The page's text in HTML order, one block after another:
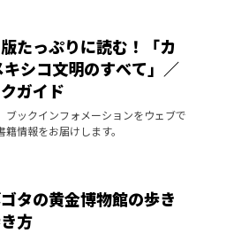
たっぷりに読む！「カ
シコ文明のすべて」／
ガイド
ブックインフォメーションをウェブで
情報をお届けします。
タの黄金博物館の歩き
方